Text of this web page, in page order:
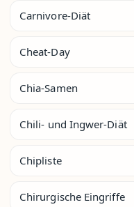
Carnivore-Diät
Cheat-Day
Chia-Samen
Chili- und Ingwer-Diät
Chipliste
Chirurgische Eingriffe